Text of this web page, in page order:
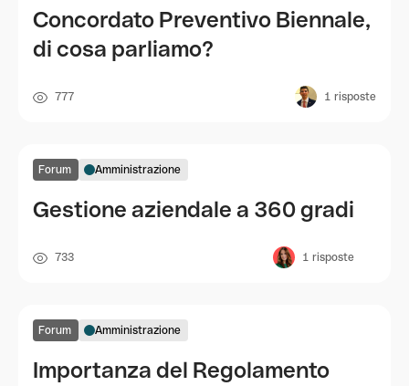
Concordato Preventivo Biennale,
di cosa parliamo?
777 1 risposte
Forum Amministrazione
Gestione aziendale a 360 gradi
733 1 risposte
Forum Amministrazione
Importanza del Regolamento